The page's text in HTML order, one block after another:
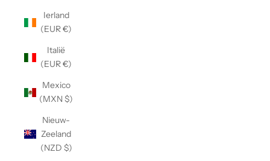
Ierland
(EUR €)
Italië
(EUR €)
Mexico
(MXN $)
Nieuw-
Zeeland
(NZD $)